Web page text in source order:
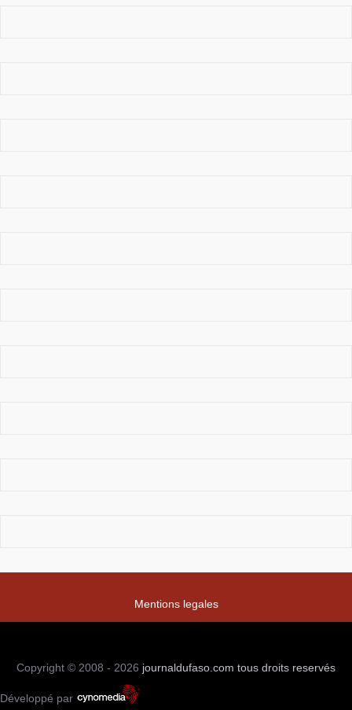
Mentions legales
Copyright © 2008 - 2026 journaldufaso.com tous droits reservés
Développé par